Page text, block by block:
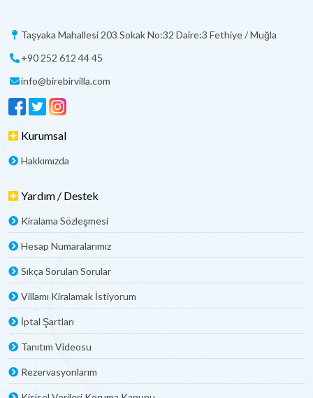
Taşyaka Mahallesi 203 Sokak No:32 Daire:3 Fethiye / Muğla
+90 252 612 44 45
info@birebirvilla.com
Kurumsal
Hakkımızda
Yardım / Destek
Kiralama Sözleşmesi
Hesap Numaralarımız
Sıkça Sorulan Sorular
Villamı Kiralamak İstiyorum
İptal Şartları
Tanıtım Videosu
Rezervasyonlarım